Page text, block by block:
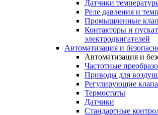
Датчики
Реле давления и
Промышленные
Контакторы и
электродвигателей
Автоматизация и
Автоматизация и
Частотные
Приводы для
Регулирующие
Термостаты
Датчики
Стандартные